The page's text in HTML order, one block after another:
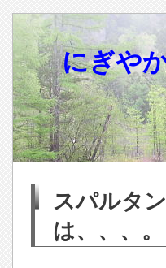
にぎや
スパルタ
は、、、。